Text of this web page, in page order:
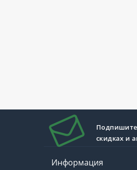
скидках и
Информация